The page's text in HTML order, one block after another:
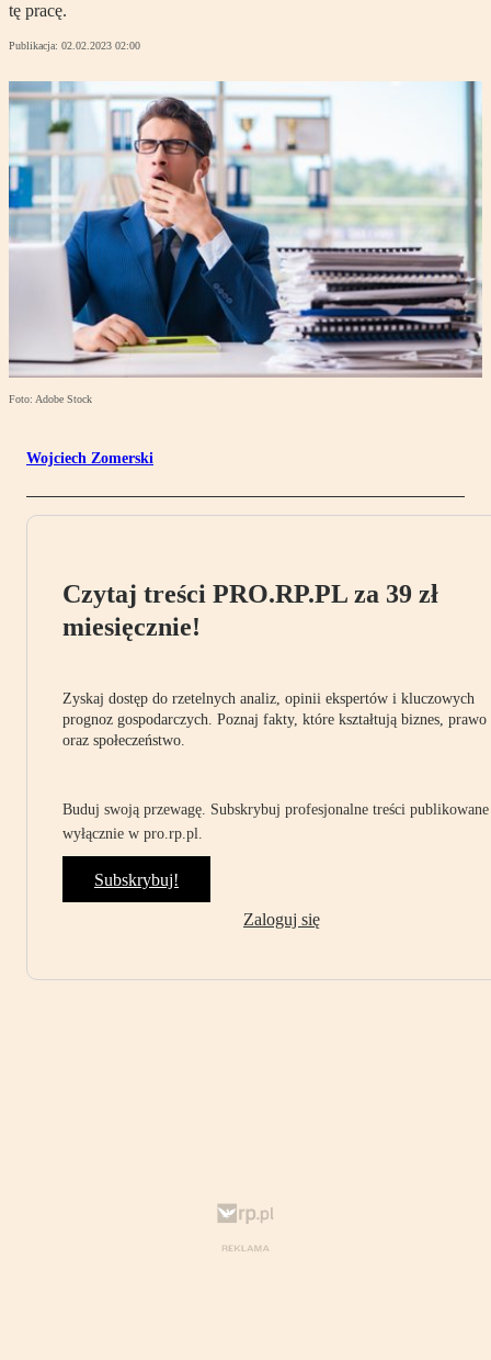
tę pracę.
Publikacja: 02.02.2023 02:00
Foto: Adobe Stock
Wojciech Zomerski
Czytaj treści PRO.RP.PL za 39 zł
miesięcznie!
Zyskaj dostęp do rzetelnych analiz, opinii ekspertów i kluczowych
prognoz gospodarczych. Poznaj fakty, które kształtują biznes, prawo
oraz społeczeństwo.
Buduj swoją przewagę. Subskrybuj profesjonalne treści publikowane
wyłącznie w pro.rp.pl.
Subskrybuj!
Zaloguj się